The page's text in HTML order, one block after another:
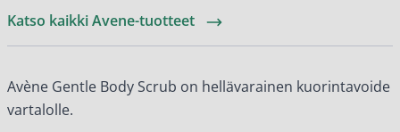
Katso kaikki Avene-tuotteet
Avène Gentle Body Scrub on hellävarainen kuorintavoide
vartalolle.